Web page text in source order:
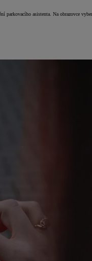
asistenta. Na obrazovce